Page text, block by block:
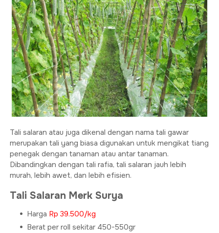
Tali salaran atau juga dikenal dengan nama tali gawar
merupakan tali yang biasa digunakan untuk mengikat tiang
penegak dengan tanaman atau antar tanaman.
Dibandingkan dengan tali rafia, tali salaran jauh lebih
murah, lebih awet, dan lebih efisien.
Tali Salaran Merk Surya
Harga Rp 39.500/kg
Berat per roll sekitar 450-550gr